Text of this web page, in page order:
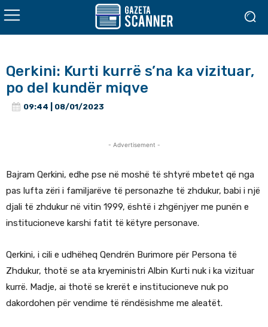
Qerkini: Kurti kurrë s’na ka vizituar,
po del kundër miqve
09:44 | 08/01/2023
- Advertisement -
Bajram Qerkini, edhe pse në moshë të shtyrë mbetet që nga
pas lufta zëri i familjarëve të personazhe të zhdukur, babi i një
djali të zhdukur në vitin 1999, është i zhgënjyer me punën e
institucioneve karshi fatit të këtyre personave.
Qerkini, i cili e udhëheq Qendrën Burimore për Persona të
Zhdukur, thotë se ata kryeministri Albin Kurti nuk i ka vizituar
kurrë. Madje, ai thotë se krerët e institucioneve nuk po
dakordohen për vendime të rëndësishme me aleatët.